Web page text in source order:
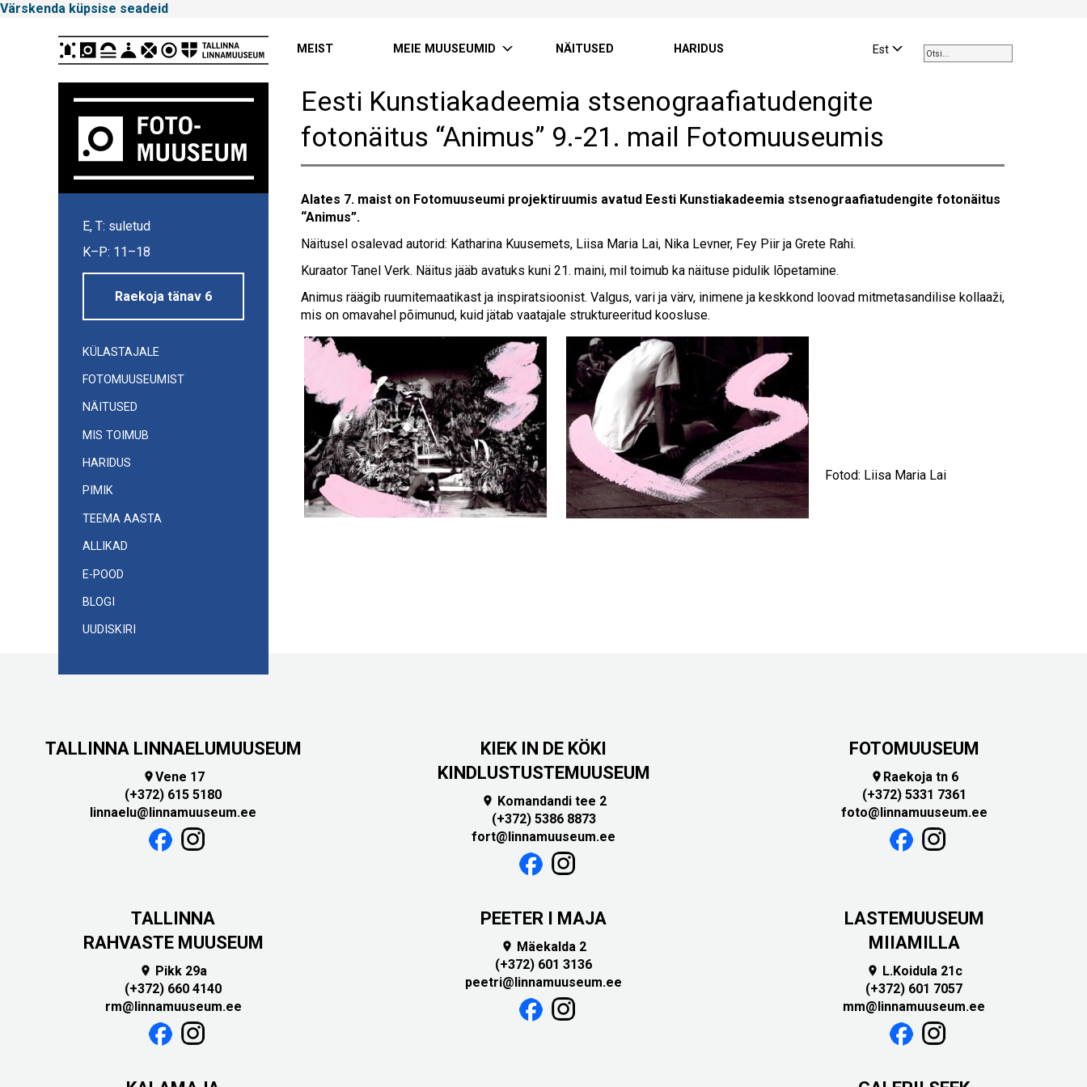
Värskenda küpsise seadeid
Linnamuuseum
the
up
a
Press
the
Est
MEIST MEIE MUUSEUMID NÄITUSED HARIDUS
E, T: suletud
K–P: 11–18
Raekoja tänav 6
KÜLASTAJALE
FOTOMUUSEUMIST
NÄITUSED
MIS TOIMUB
HARIDUS
PIMIK
TEEMA AASTA
ALLIKAD
E-POOD
BLOGI
UUDISKIRI
Eesti Kunstiakadeemia stsenograafiatudengite
fotonäitus “Animus” 9.-21. mail Fotomuuseumis
Alates 7. maist on Fotomuuseumi projektiruumis avatud Eesti Kunstiakadeemia stsenograafiatudengite fotonäitus
“Animus”.
Näitusel osalevad autorid: Katharina Kuusemets, Liisa Maria Lai, Nika Levner, Fey Piir ja Grete Rahi.
Kuraator Tanel Verk. Näitus jääb avatuks kuni 21. maini, mil toimub ka näituse pidulik lõpetamine.
Animus räägib ruumitemaatikast ja inspiratsioonist. Valgus, vari ja värv, inimene ja keskkond loovad mitmetasandilise kollaaži,
mis on omavahel põimunud, kuid jätab vaatajale struktureeritud koosluse.
Fotod: Liisa Maria Lai
TALLINNA LINNAELUMUUSEUM
Vene 17
(+372) 615 5180
linnaelu@linnamuuseum.ee
KIEK IN DE KÖKI
KINDLUSTUSTEMUUSEUM
 Komandandi tee 2
(+372) 5386 8873
fort@linnamuuseum.ee
FOTOMUUSEUM
 Raekoja tn 6
(+372) 5331 7361
foto@linnamuuseum.ee
TALLINNA
RAHVASTE MUUSEUM
 Pikk 29a
(+372) 660 4140
rm@linnamuuseum.ee
PEETER I MAJA
 Mäekalda 2
(+372) 601 3136
peetri@linnamuuseum.ee
LASTEMUUSEUM
MIIAMILLA
 L.Koidula 21c
(+372) 601 7057
mm@linnamuuseum.ee